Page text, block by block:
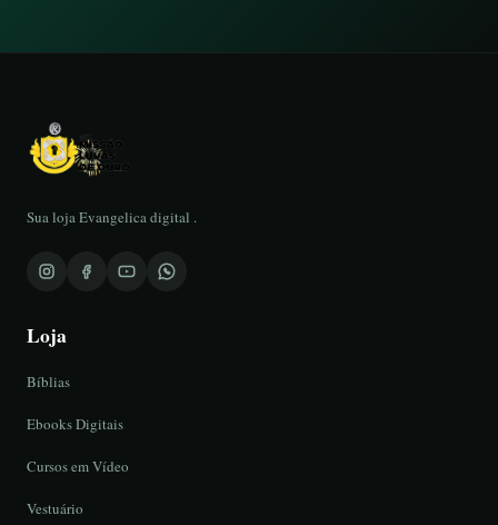
Sua loja Evangelica digital .
Loja
Bíblias
Ebooks Digitais
Cursos em Vídeo
Vestuário